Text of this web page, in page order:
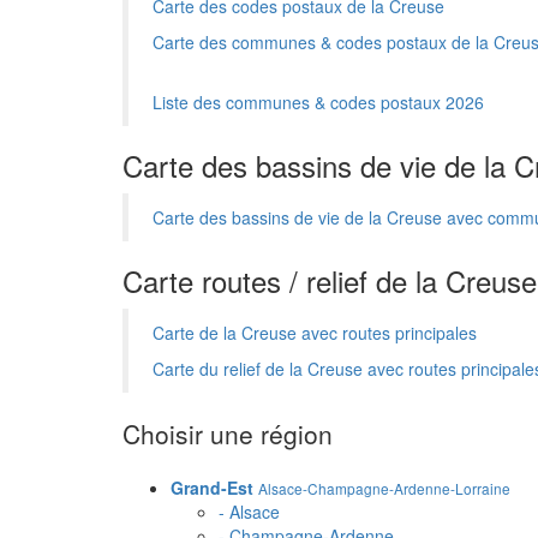
Carte des codes postaux de la Creuse
Carte des communes & codes postaux de la
Liste des communes & codes postaux 2026
Carte des bassins de vie de la
Carte des bassins de vie de la Creuse avec
Carte routes / relief de la Creuse
Carte de la Creuse avec routes principales
Carte du relief de la Creuse avec routes
Choisir une région
Grand-Est Alsace-Champagne-Ardenne-Lorraine
- Alsace